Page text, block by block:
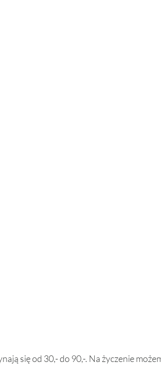
się od 30,- do 90,-. Na życzenie